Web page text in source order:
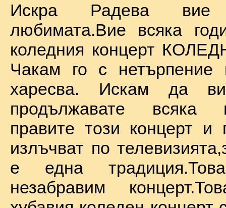
Искра Радева
любимата.Вие всяка
коледния концерт
Чакам го с
харесва. Искам да
продължавате всяка
правите този концерт и
излъчват по
е една
незабравим